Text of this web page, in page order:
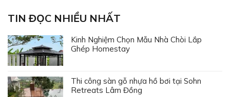
TIN ĐỌC NHIỀU NHẤT
Kinh Nghiệm Chọn Mẫu Nhà Chòi Lắp
Ghép Homestay
Thi công sàn gỗ nhựa hồ bơi tại Sohn
Retreats Lâm Đồng